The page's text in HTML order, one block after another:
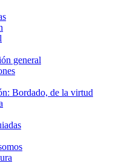
general
Bordado, de la virtud